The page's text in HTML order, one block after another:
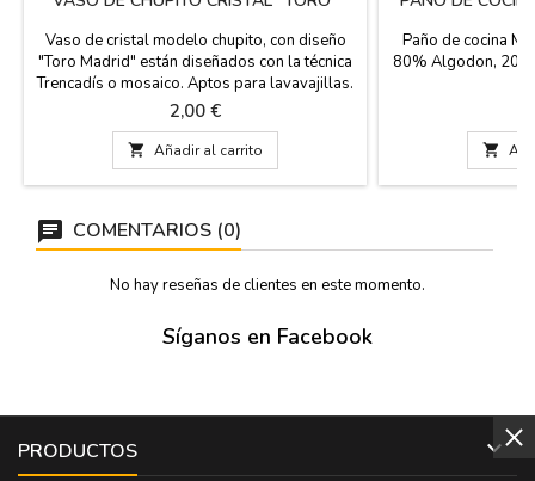
Vaso de cristal modelo chupito, con diseño
"Toro Madrid" están diseñados con la técnica
Trencadís o mosaico. Aptos para lavavajillas.
Medidas: 5,5cm de alto x 4,5cm de ancho
Precio
2,00 €
 Añadir al carrito
Paño de cocina
80% Algodon,

COMENTARIOS (0)
No hay reseñas de clientes en este momento.
Síganos en Facebook
PRODUCTOS 